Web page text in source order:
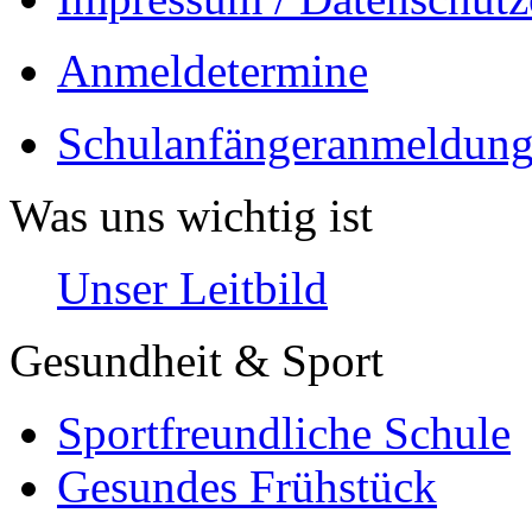
Anmeldetermine
Was uns wichtig ist
Unser Leitbild
Gesundheit & Sport
Sportfreundliche Schule
Gesundes Frühstück